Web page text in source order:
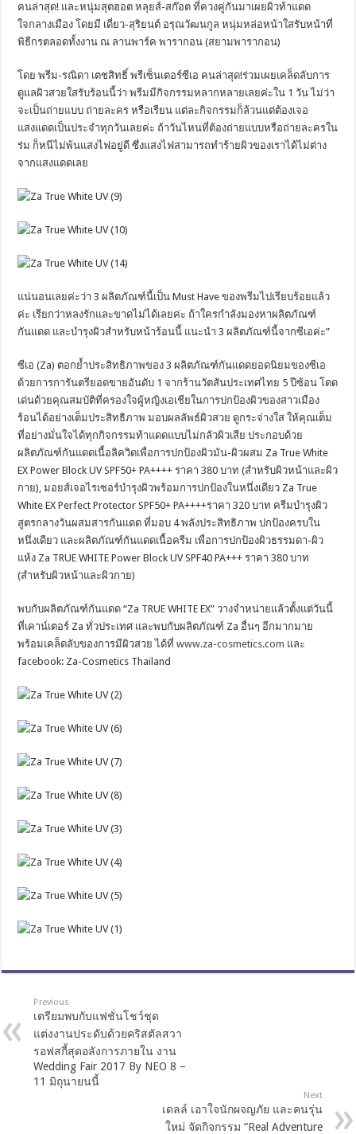
คนล่าสุด! และหนุ่มสุตฮอต หลุยส์-สก๊อต ที่ควงคู่กันมาเผยผิวท้าแดด
ใจกลางเมือง โดยมี เดี่ยว-สุริยนต์ อรุณวัฒนกูล หนุ่มหล่อหน้าใสรับหน้าที่
พิธีกรตลอดทั้งงาน ณ ลานพาร์ค พารากอน (สยามพารากอน)
โดย พรีม-รณิดา เตชสิทธิ์ พรีเซ็นเตอร์ซีเอ คนล่าสุด!ร่วมเผยเคล็ดลับการ
ดูแลผิวสวยใสรับร้อนนี้ว่า พรีมมีกิจกรรมหลากหลายเลยค่ะใน 1 วัน ไม่ว่า
จะเป็นถ่ายแบบ ถ่ายละคร หรือเรียน แต่ละกิจกรรมก็ล้วนแต่ต้องเจอ
แสงแดดเป็นประจำทุกวันเลยค่ะ ถ้าวันไหนที่ต้องถ่ายแบบหรือถ่ายละครใน
ร่ม ก็หนีไม่พ้นแสงไฟอยู่ดี ซึ่งแสงไฟสามารถทำร้ายผิวของเราได้ไม่ต่าง
จากแสงแดดเลย
แน่นอนเลยค่ะว่า 3 ผลิตภัณฑ์นี้เป็น Must Have ของพรีมไปเรียบร้อยแล้ว
ค่ะ เรียกว่าหลงรักและขาดไม่ได้เลยค่ะ ถ้าใครกำลังมองหาผลิตภัณฑ์
กันแดด และบำรุงผิวสำหรับหน้าร้อนนี้ แนะนำ 3 ผลิตภัณฑ์นี้จากซีเอค่ะ”
ซีเอ (Za) ตอกย้ำประสิทธิภาพของ 3 ผลิตภัณฑ์กันแดดยอดนิยมของซีเอ
ด้วยการการันตรียอดขายอันดับ 1 จากร้านวัตสันประเทศไทย 5 ปีซ้อน โดด
เด่นด้วยคุณสมบัติที่ครองใจผู้หญิงเอเชียในการปกป้องผิวของสาวเมือง
ร้อนได้อย่างเต็มประสิทธิภาพ มอบผลลัพธ์ผิวสวย ดูกระจ่างใส ให้คุณเต็ม
ที่อย่างมั่นใจได้ทุกกิจกรรมท้าแดดแบบไม่กลัวผิวเสีย ประกอบด้วย
ผลิตภัณฑ์กันแดดเนื้อลิควิดเพื่อการปกป้องผิวมัน-ผิวผสม Za True White
EX Power Block UV SPF50+ PA++++ ราคา 380 บาท (สำหรับผิวหน้าและผิว
กาย), มอยส์เจอไรเซอร์บำรุงผิวพร้อมการปกป้องในหนึ่งเดียว Za True
White EX Perfect Protector SPF50+ PA++++ราคา 320 บาท ครีมบำรุงผิว
สูตรกลางวันผสมสารกันแดด ที่มอบ 4 พลังประสิทธิภาพ ปกป้องครบใน
หนึ่งเดียว และผลิตภัณฑ์กันแดดเนื้อครีม เพื่อการปกป้องผิวธรรมดา-ผิว
แห้ง Za TRUE WHITE Power Block UV SPF40 PA+++ ราคา 380 บาท
(สำหรับผิวหน้าและผิวกาย)
พบกับผลิตภัณฑ์กันแดด “Za TRUE WHITE EX” วางจำหน่ายแล้วตั้งแต่วันนี้
ที่เคาน์เตอร์ Za ทั่วประเทศ และพบกับผลิตภัณฑ์ Za อื่นๆ อีกมากมาย
พร้อมเคล็ดลับของการมีผิวสวย ได้ที่www.za-cosmetics.com และ
facebook: Za-Cosmetics Thailand
Previous
เตรียมพบกับแฟชั่นโชว์ชุด
แต่งงานประดับด้วยคริสตัลสวา
รอฟสกี้สุดอลังการภายใน งาน
Wedding Fair 2017 By NEO 8 –
11 มิถุนายนนี้
Next
เดลล์ เอาใจนักผจญภัย และคนรุ่น
ใหม่ จัดกิจกรรม “Real Adventure